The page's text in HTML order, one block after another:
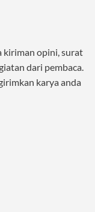
kiriman opini, surat
dari pembaca.
karya anda